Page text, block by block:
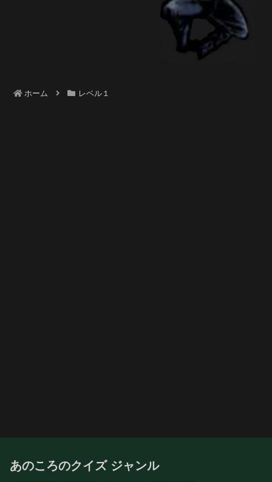
ホーム レベル１
あのころのクイズ ジャンル